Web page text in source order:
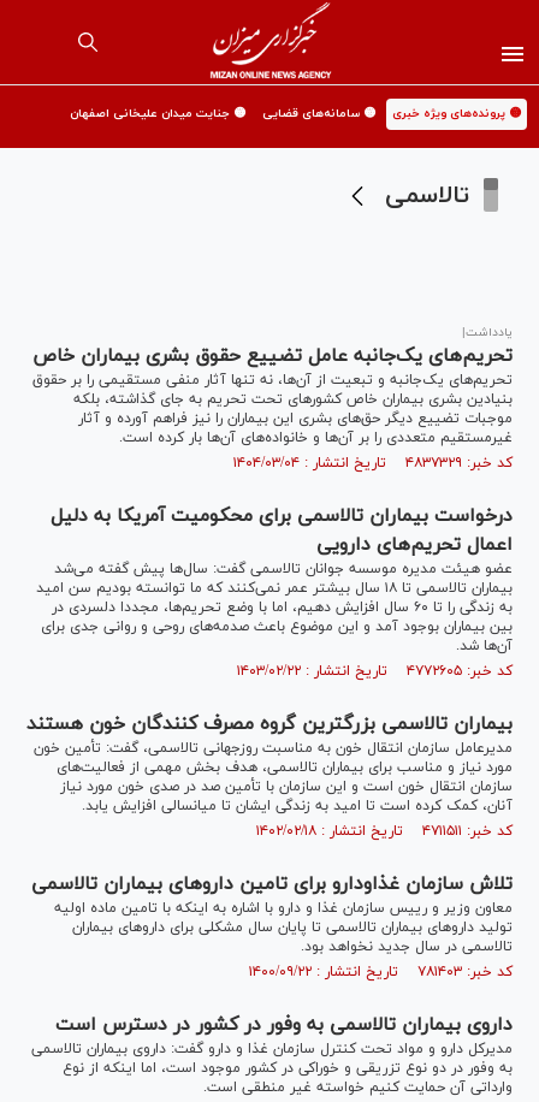
🟡 پرونده‌های ویژه خبری 🟡 سامانه‌های قضایی 🟡 جنایت میدان علیخانی اصفهان
تالاسمی
یادداشت|
تحریم‌های یک‌جانبه عامل تضییع حقوق بشری بیماران خاص
تحریم‌های یک‌جانبه و تبعیت از آن‌ها، نه تنها آثار منفی مستقیمی را بر حقوق
بنیادین بشری بیماران خاص کشور‌های تحت تحریم به جای گذاشته، بلکه
موجبات تضییع دیگر حق‌های بشری این بیماران را نیز فراهم آورده و آثار
غیرمستقیم متعددی را بر آن‌ها و خانواده‌های آن‌ها بار کرده است.
کد خبر: ۴۸۳۷۳۲۹ تاریخ انتشار : ۱۴۰۴/۰۳/۰۴
درخواست بیماران تالاسمی برای محکومیت آمریکا به دلیل
اعمال تحریم‌های دارویی
عضو هیئت مدیره موسسه جوانان تالاسمی گفت: سال‌ها پیش گفته می‌شد
بیماران تالاسمی تا ۱۸ سال بیشتر عمر نمی‌کنند که ما توانسته بودیم سن امید
به زندگی را تا ۶۰ سال افزایش دهیم، اما با وضع تحریم‌ها، مجددا دلسردی در
بین بیماران بوجود آمد و این موضوع باعث صدمه‌های روحی و روانی جدی برای
آن‌ها شد.
کد خبر: ۴۷۷۲۶۰۵ تاریخ انتشار : ۱۴۰۳/۰۲/۲۲
بیماران تالاسمی بزرگترین گروه مصرف کنندگان خون هستند
مدیرعامل سازمان انتقال خون به مناسبت روزجهانی تالاسمی، گفت: تأمین خون
مورد نیاز و مناسب برای بیماران تالاسمی، هدف بخش مهمی از فعالیت‌های
سازمان انتقال خون است و این سازمان با تأمین صد در صدی خون مورد نیاز
آنان، کمک کرده است تا امید به زندگی ایشان تا میانسالی افزایش یابد.
کد خبر: ۴۷۱۱۵۱۱ تاریخ انتشار : ۱۴۰۲/۰۲/۱۸
تلاش سازمان غذاودارو برای تامین دارو‌های بیماران تالاسمی
معاون وزیر و رییس سازمان غذا و دارو با اشاره به اینکه با تامین ماده اولیه
تولید دارو‌های بیماران تالاسمی تا پایان سال مشکلی برای دارو‌های بیماران
تالاسمی در سال جدید نخواهد بود.
کد خبر: ۷۸۱۴۰۳ تاریخ انتشار : ۱۴۰۰/۰۹/۲۲
داروی بیماران تالاسمی به وفور در کشور در دسترس است
مدیرکل دارو و مواد تحت کنترل سازمان غذا و دارو گفت: داروی بیماران تالاسمی
به وفور در دو نوع تزریقی و خوراکی در کشور موجود است، اما اینکه از نوع
وارداتی آن حمایت کنیم خواسته غیر منطقی است.